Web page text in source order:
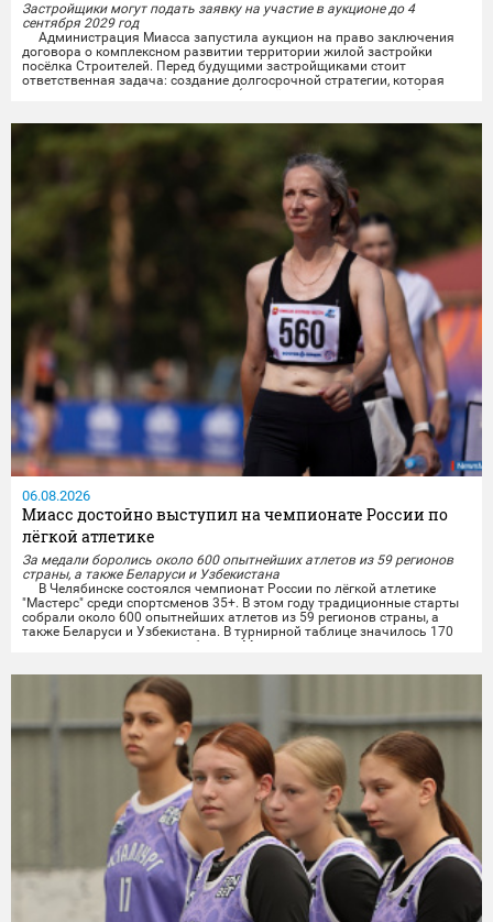
Застройщики могут подать заявку на участие в аукционе до 4
сентября 2029 год
Администрация Миасса запустила аукцион на право заключения
договора о комплексном развитии территории жилой застройки
посёлка Строителей.️ Перед будущими застройщиками стоит
ответственная задача: создание долгосрочной стратегии, которая
свяжет разные важные элементы (жильё, транспорт, досуг, рабочие
улучшили повседневную жизнь...
06.08.2026
Миасс достойно выступил на чемпионате России по
лёгкой атлетике
За медали боролись около 600 опытнейших атлетов из 59 регионов
страны, а также Беларуси и Узбекистана
В Челябинске состоялся чемпионат России по лёгкой атлетике
"Мастерс" среди спортсменов 35+. В этом году традиционные старты
собрали около 600 опытнейших атлетов из 59 регионов страны, а
также Беларуси и Узбекистана. В турнирной таблице значилось 170
городов, среди которых и сборная Миасса.
личных дистанциях и в командной эстафете....